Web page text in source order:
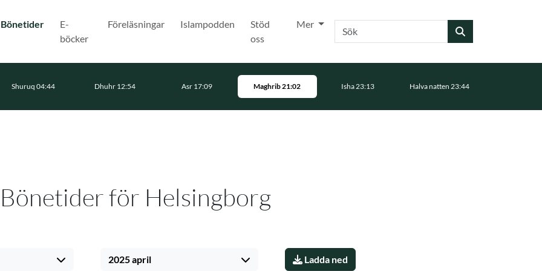
Bönetider(Nuvarande)
E-
böcker
Föreläsningar Islampodden
Stöd
oss
Mer Sök
Shuruq 04:44 Dhuhr 12:54 Asr 17:09 Maghrib 21:02 Isha 23:13 Halva natten 23:44
Bönetider för Helsingborg
2025 april Ladda ned